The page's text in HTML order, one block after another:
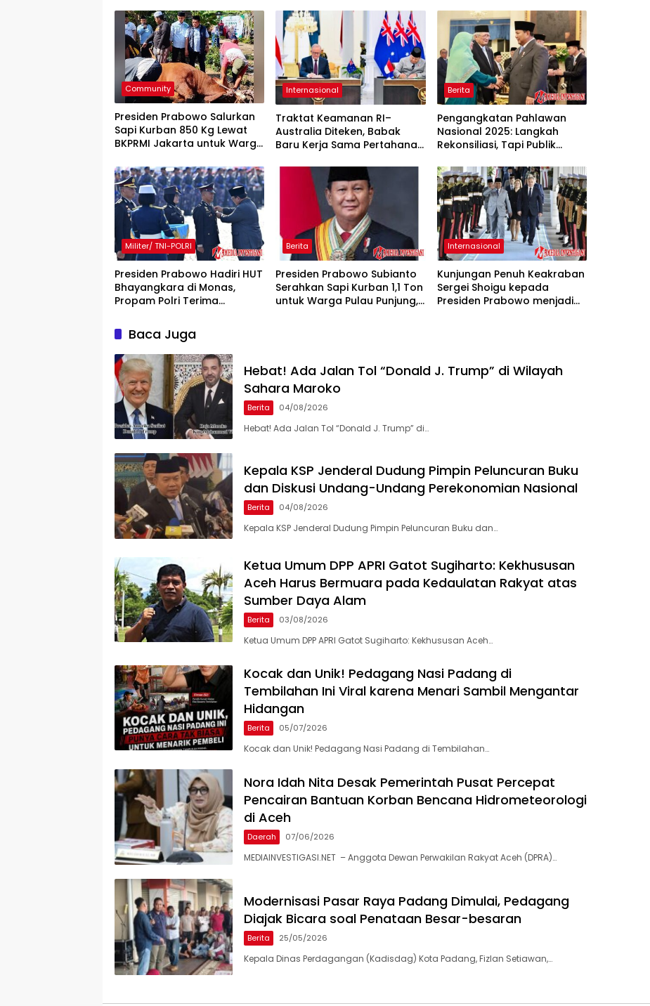
Community
Presiden Prabowo Salurkan
Sapi Kurban 850 Kg Lewat
BKPRMI Jakarta untuk Warga
Internasional
Traktat Keamanan RI–
Australia Diteken, Babak
Baru Kerja Sama Pertahanan
Berita
Pengangkatan Pahlawan
Nasional 2025: Langkah
Rekonsiliasi, Tapi Publik
Catatan
Militer/ TNI-POLRI
Presiden Prabowo Hadiri HUT
Bhayangkara di Monas,
Propam Polri Terima
bersama Tujuh Kesatuan
Polri
Berita
Presiden Prabowo Subianto
Serahkan Sapi Kurban 1,1 Ton
untuk Warga Pulau Punjung,
Internasional
Kunjungan Penuh Keakraban
Sergei Shoigu kepada
Presiden Prabowo menjadi
Baca Juga
Hebat! Ada Jalan Tol “Donald J. Trump” di Wilayah
Sahara Maroko
Berita 04/08/2026
Hebat! Ada Jalan Tol “Donald J. Trump” di…
Kepala KSP Jenderal Dudung Pimpin Peluncuran Buku
dan Diskusi Undang-Undang Perekonomian Nasional
Berita 04/08/2026
Kepala KSP Jenderal Dudung Pimpin Peluncuran Buku dan…
Ketua Umum DPP APRI Gatot Sugiharto: Kekhususan
Aceh Harus Bermuara pada Kedaulatan Rakyat atas
Sumber Daya Alam
Berita 03/08/2026
Ketua Umum DPP APRI Gatot Sugiharto: Kekhususan Aceh…
Kocak dan Unik! Pedagang Nasi Padang di
Tembilahan Ini Viral karena Menari Sambil Mengantar
Hidangan
Berita 05/07/2026
Kocak dan Unik! Pedagang Nasi Padang di Tembilahan…
Nora Idah Nita Desak Pemerintah Pusat Percepat
Pencairan Bantuan Korban Bencana Hidrometeorologi
di Aceh
Daerah 07/06/2026
MEDIAINVESTIGASI.NET – Anggota Dewan Perwakilan Rakyat Aceh (DPRA)…
Modernisasi Pasar Raya Padang Dimulai, Pedagang
Diajak Bicara soal Penataan Besar-besaran
Berita 25/05/2026
Kepala Dinas Perdagangan (Kadisdag) Kota Padang, Fizlan Setiawan,…